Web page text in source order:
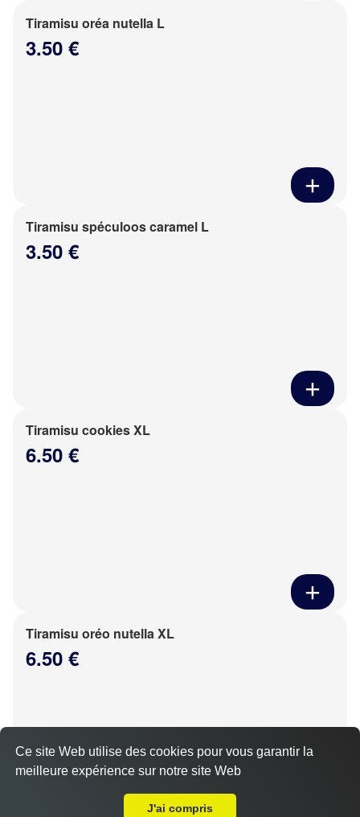
Tiramisu oréa nutella L
3.50 €
Tiramisu spéculoos caramel L
3.50 €
Tiramisu cookies XL
6.50 €
Tiramisu oréo nutella XL
6.50 €
Ce site Web utilise des cookies pour vous garantir la
meilleure expérience sur notre site Web
J'ai compris